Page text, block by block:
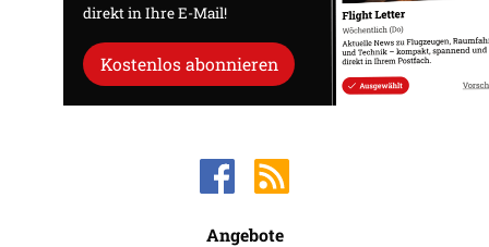
direkt in Ihre E-Mail!
Kostenlos abonnieren
Angebote